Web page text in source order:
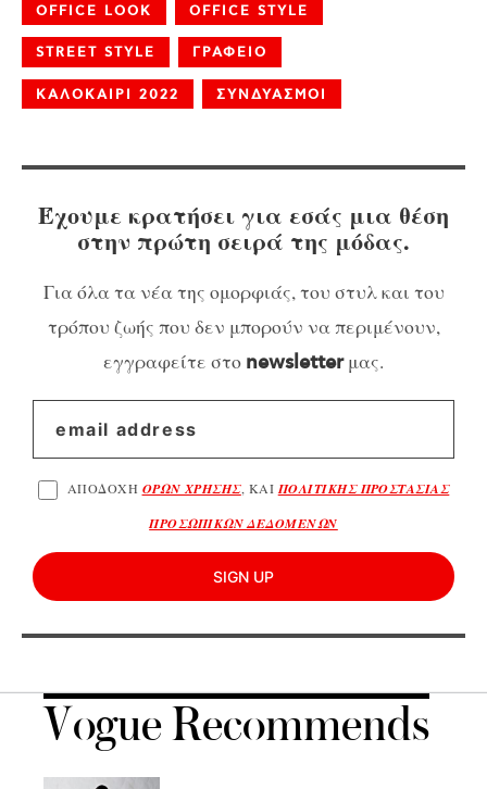
OFFICE LOOK OFFICE STYLE
STREET STYLE ΓΡΑΦΕΙΟ
ΚΑΛΟΚΑΙΡΙ 2022 ΣΥΝΔΥΑΣΜΟΙ
Έχουμε κρατήσει για εσάς μια θέση
στην πρώτη σειρά της μόδας.
Για όλα τα νέα της ομορφιάς, του στυλ και του
τρόπου ζωής που δεν μπορούν να περιμένουν,
εγγραφείτε στο newsletterμας.
ΑΠΟΔΟΧΗ ΟΡΩΝ ΧΡΗΣΗΣ, ΚΑΙ ΠΟΛΙΤΙΚΗΣ ΠΡΟΣΤΑΣΙΑΣ
ΠΡΟΣΩΠΙΚΩΝ ΔΕΔΟΜΕΝΩΝ
SIGN UP
Vogue Recommends